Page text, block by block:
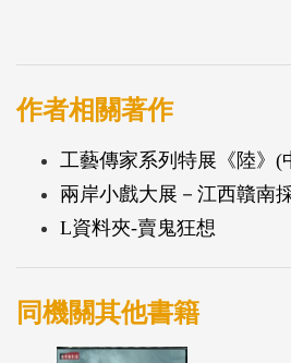
灣紙藝大展」四季主題特展，
的精采內容，並特地譯成英文
作者相關著作
工藝傳家系列特展《陸》(
兩岸小戲大展－江西贛南
L資料夾-賣鬼狂想
同機關其他書籍